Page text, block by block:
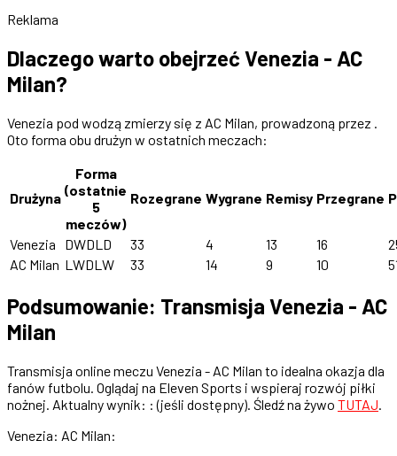
Reklama
Dlaczego warto obejrzeć Venezia - AC
Milan?
Venezia pod wodzą zmierzy się z AC Milan, prowadzoną przez .
Oto forma obu drużyn w ostatnich meczach:
Drużyna
Forma
(ostatnie
5
meczów)
Rozegrane Wygrane Remisy Przegrane
Venezia DWDLD 33 4 13 16
AC Milan LWDLW 33 14 9 10
Podsumowanie: Transmisja Venezia - AC
Milan
Transmisja online meczu Venezia - AC Milan to idealna okazja dla
fanów futbolu. Oglądaj na Eleven Sports i wspieraj rozwój piłki
nożnej. Aktualny wynik: : (jeśli dostępny). Śledź na żywo TUTAJ
Venezia: AC Milan: